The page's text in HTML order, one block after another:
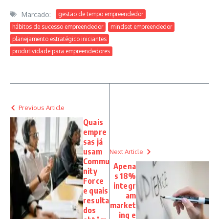
Marcado:
gestão de tempo empreendedor
hábitos de sucesso empreendedor
mindset empreendedor
planejamento estratégico iniciantes
produtividade para empreendedores
Previous Article
Quais
empre
sas já
usam
Commu
nity
Force
e quais
resulta
dos
Next Article
Apena
s 18%
integr
am
market
ing e